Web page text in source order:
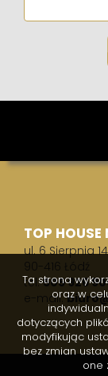
TOP
ul. 6 Sierpnia 14
90-416 Łódź
tel.505 926
e-mail:
Ta strona
oraz w
dotyczących
modyfikując
bez zmian
one